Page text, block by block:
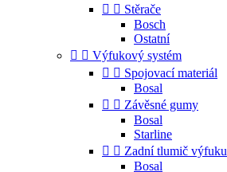
  Stěrače
Bosch
Ostatní
  Výfukový systém
  Spojovací materiál
Bosal
  Závěsné gumy
Bosal
Starline
  Zadní tlumič výfuku
Bosal